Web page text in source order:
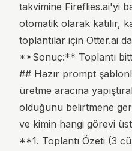
takvimine Fireflies.ai'yi
otomatik olarak katılır,
toplantılar için Otter.ai
**Sonuç:** Toplantı
## Hazır prompt
üretme aracına
olduğunu belirtmene
ve kimin hangi görevi
**1. Toplantı Özeti (3